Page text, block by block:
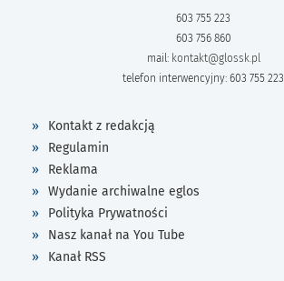
603 755 223
603 756 860
mail: kontakt@glossk.pl
telefon interwencyjny: 603 755 223
Kontakt z redakcją
Regulamin
Reklama
Wydanie archiwalne eglos
Polityka Prywatności
Nasz kanał na You Tube
Kanał RSS